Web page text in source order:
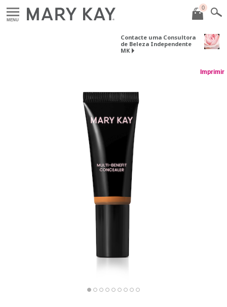
MENU
0
Contacte uma Consultora
de Beleza Independente
MK
Imprimir